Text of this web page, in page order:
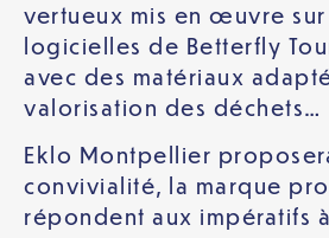
vertueux mis en œuvre sur
logicielles de Betterfly
avec des matériaux
valorisation des déchets…
Eklo Montpellier
convivialité, la marque
répondent aux impératifs